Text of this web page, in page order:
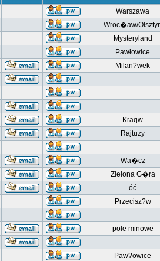
Warszawa
Wroc�aw/
Mysteryland
Pawłowice
Milan?wek
Kraqw
Rajtuzy
Wa�cz
Zielona G�ra
óć
Przecisz?w
pole minowe
Paw?owice